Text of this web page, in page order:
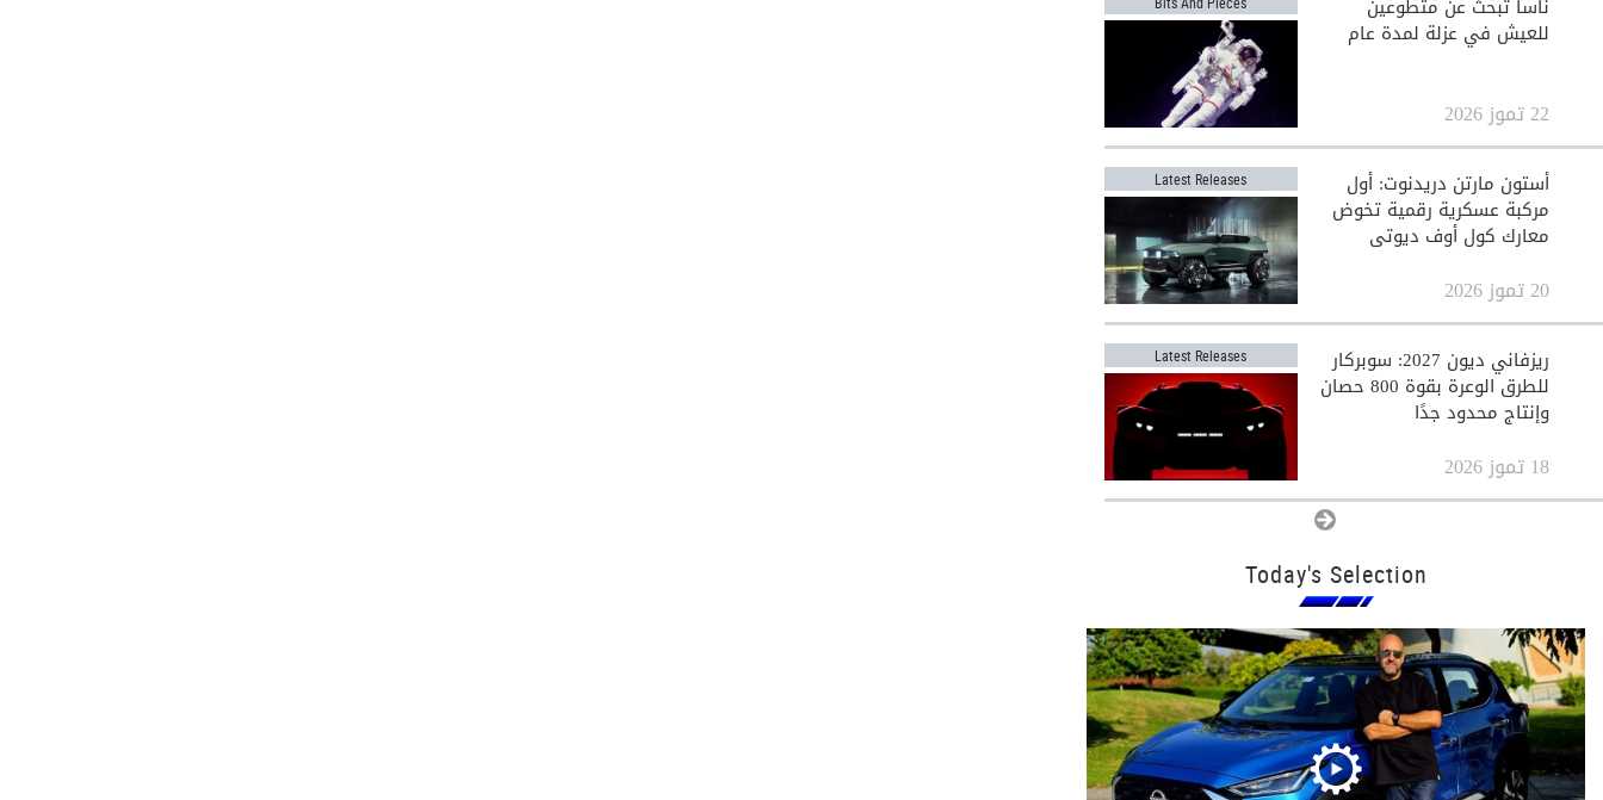
ناسا تبحث عن متطوعين
للعيش في عزلة لمدة عام
22 تموز 2026
Latest Releases أستون مارتن دريدنوت: أول
مركبة عسكرية رقمية تخوض
معارك كول أوف ديوتي
20 تموز 2026
Latest Releases ريزفاني ديون 2027: سوبركار
للطرق الوعرة بقوة 800 حصان
وإنتاج محدود جدًا
18 تموز 2026
Today's Selection